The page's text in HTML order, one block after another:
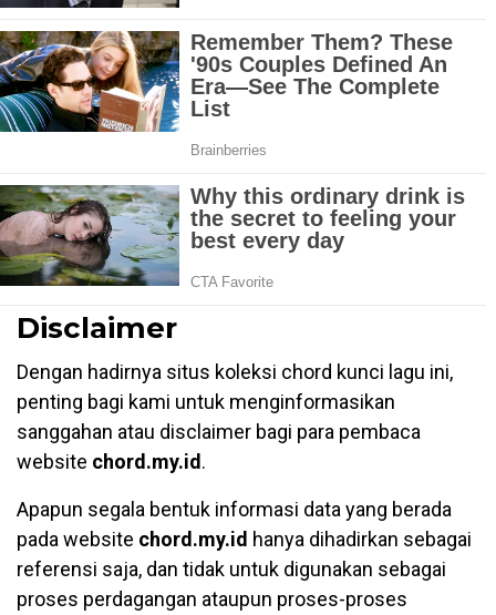
Disclaimer
Dengan hadirnya situs koleksi chord kunci lagu ini,
penting bagi kami untuk menginformasikan
sanggahan atau disclaimer bagi para pembaca
website chord.my.id.
Apapun segala bentuk informasi data yang berada
pada website chord.my.id hanya dihadirkan sebagai
referensi saja, dan tidak untuk digunakan sebagai
proses perdagangan ataupun proses-proses